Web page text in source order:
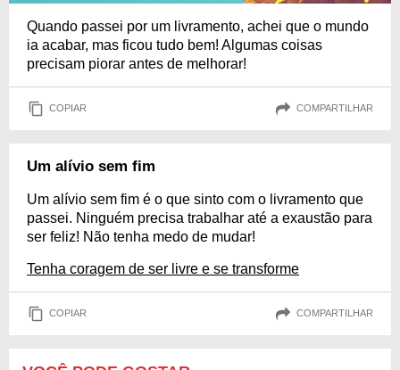
Quando passei por um livramento, achei que o mundo
ia acabar, mas ficou tudo bem! Algumas coisas
precisam piorar antes de melhorar!
COPIAR COMPARTILHAR
Um alívio sem fim
Um alívio sem fim é o que sinto com o livramento que
passei. Ninguém precisa trabalhar até a exaustão para
ser feliz! Não tenha medo de mudar!
Tenha coragem de ser livre e se transforme
COPIAR COMPARTILHAR